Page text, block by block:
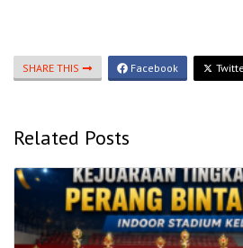
SHARE THIS Facebook
Related Posts